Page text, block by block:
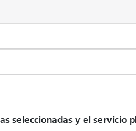
seleccionadas y el servicio